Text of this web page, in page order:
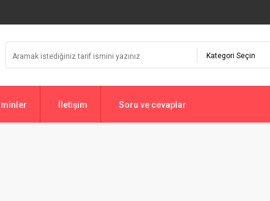
İletişim Soru ve cevaplar